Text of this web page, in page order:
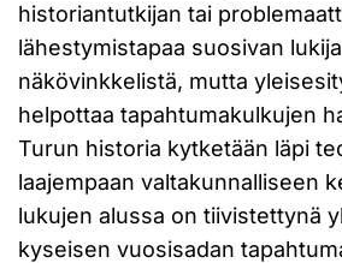
historiantutkijan tai
lähestymistapaa suosivan
näkövinkkelistä, mutta
helpottaa tapahtumakulkujen
Turun historia kytketään läpi
laajempaan valtakunnalliseen
lukujen alussa on tiivistettynä
kyseisen vuosisadan